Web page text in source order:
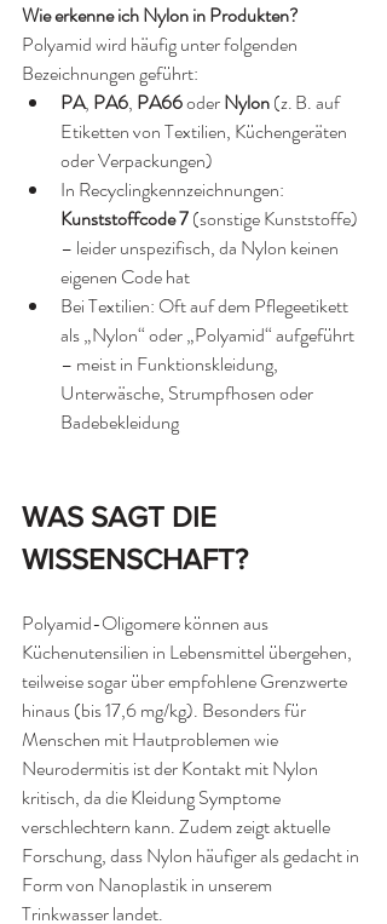
Wie erkenne ich Nylon in Produkten?
Polyamid wird häufig unter folgenden
Bezeichnungen geführt:
PA, PA6, PA66 oder Nylon (z. B. auf
Etiketten von Textilien, Küchengeräten
oder Verpackungen)
In Recyclingkennzeichnungen:
Kunststoffcode 7 (sonstige Kunststoffe)
– leider unspezifisch, da Nylon keinen
eigenen Code hat
Bei Textilien: Oft auf dem Pflegeetikett
als „Nylon“ oder „Polyamid“ aufgeführt
– meist in Funktionskleidung,
Unterwäsche, Strumpfhosen oder
Badebekleidung
WAS SAGT DIE
WISSENSCHAFT?
Polyamid-Oligomere können aus
Küchenutensilien in Lebensmittel übergehen,
teilweise sogar über empfohlene Grenzwerte
hinaus (bis 17,6 mg/kg). Besonders für
Menschen mit Hautproblemen wie
Neurodermitis ist der Kontakt mit Nylon
kritisch, da die Kleidung Symptome
verschlechtern kann. Zudem zeigt aktuelle
Forschung, dass Nylon häufiger als gedacht in
Form von Nanoplastik in unserem
Trinkwasser landet.